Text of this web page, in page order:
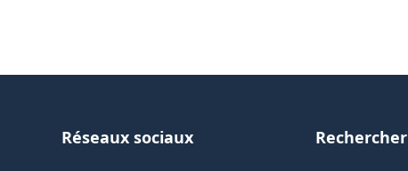
Réseaux sociaux Rechercher